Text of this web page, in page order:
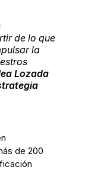
de lo que
la
Lozada
de 200